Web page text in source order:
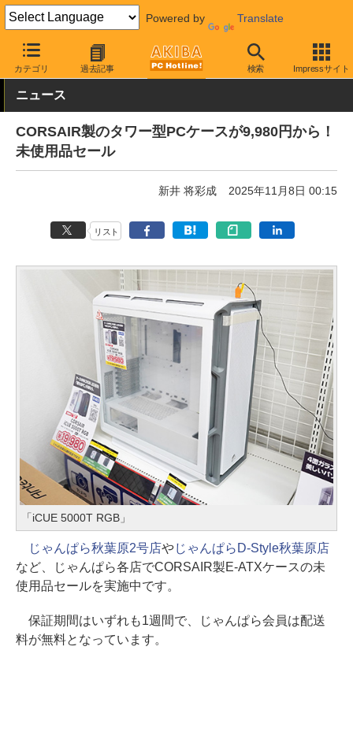
Powered by Translate
カテゴリ 過去記事 検索 Impressサイト
AKIBA PC Hotline! 秋葉原情報 価格情報 特価情報
ニュース
CORSAIR製のタワー型PCケースが9,980円から！
未使用品セール
新井 将彩成 2025年11月8日 00:15
リスト
「iCUE 5000T RGB」
じゃんぱら秋葉原2号店やじゃんぱらD-Style秋葉原店
など、じゃんぱら各店でCORSAIR製E-ATXケースの未
使用品セールを実施中です。
保証期間はいずれも1週間で、じゃんぱら会員は配送
料が無料となっています。